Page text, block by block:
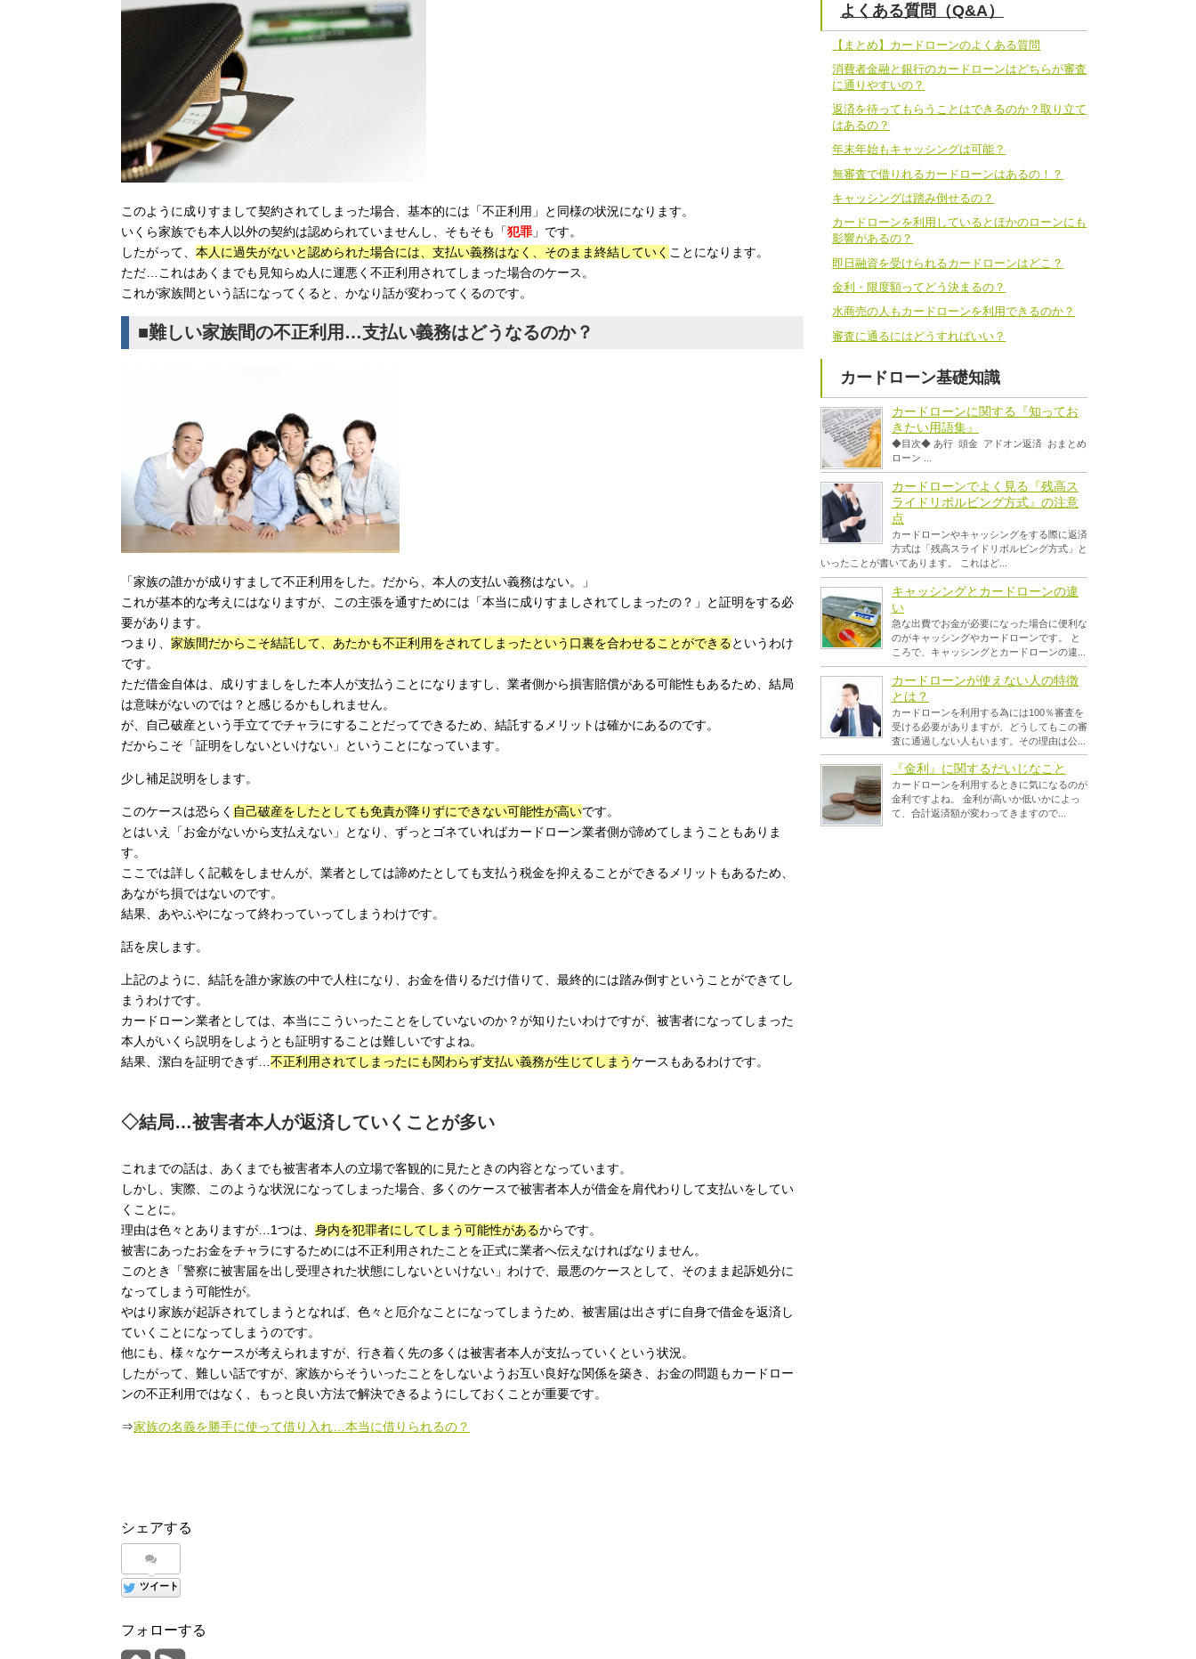
このように成りすまして契約されてしまった場合、基本的には「不正利用」と同様の状況になります。
いくら家族でも本人以外の契約は認められていませんし、そもそも「犯罪 」です。
したがって、 本人に過失がないと認められた場合には、支払い義務はなく、そのまま終結していく ことになります。
ただ…これはあくまでも見知らぬ人に運悪く不正利用されてしまった場合のケース。
これが家族間という話になってくると、かなり話が変わってくるのです。
■難しい家族間の不正利用…支払い義務はどうなるのか？
「家族の誰かが成りすまして不正利用をした。だから、本人の支払い義務はない。」
これが基本的な考えにはなりますが、この主張を通すためには「本当に成りすましされてしまったの？」と証明をする必
要があります。
つまり、 家族間だからこそ結託して、あたかも不正利用をされてしまったという口裏を合わせることができるというわけ
です。
ただ借金自体は、成りすましをした本人が支払うことになりますし、業者側から損害賠償がある可能性もあるため、結局
は意味がないのでは？と感じるかもしれません。
が、自己破産という手立てでチャラにすることだってできるため、結託するメリットは確かにあるのです。
だからこそ「証明をしないといけない」ということになっています。
少し補足説明をします。
このケースは恐らく 自己破産をしたとしても免責が降りずにできない可能性が高いです。
とはいえ「お金がないから支払えない」となり、ずっとゴネていればカードローン業者側が諦めてしまうこともありま
す。
ここでは詳しく記載をしませんが、業者としては諦めたとしても支払う税金を抑えることができるメリットもあるため、
あながち損ではないのです。
結果、あやふやになって終わっていってしまうわけです。
話を戻します。
上記のように、結託を誰か家族の中で人柱になり、お金を借りるだけ借りて、最終的には踏み倒すということができてし
まうわけです。
カードローン業者としては、本当にこういったことをしていないのか？が知りたいわけですが、被害者になってしまった
本人がいくら説明をしようとも証明することは難しいですよね。
結果、潔白を証明できず… 不正利用されてしまったにも関わらず支払い義務が生じてしまうケースもあるわけです。
◇結局…被害者本人が返済していくことが多い
これまでの話は、あくまでも被害者本人の立場で客観的に見たときの内容となっています。
しかし、実際、このような状況になってしまった場合、多くのケースで被害者本人が借金を肩代わりして支払いをしてい
くことに。
理由は色々とありますが…1つは、 身内を犯罪者にしてしまう可能性があるからです。
被害にあったお金をチャラにするためには不正利用されたことを正式に業者へ伝えなければなりません。
このとき「警察に被害届を出し受理された状態にしないといけない」わけで、最悪のケースとして、そのまま起訴処分に
なってしまう可能性が。
やはり家族が起訴されてしまうとなれば、色々と厄介なことになってしまうため、被害届は出さずに自身で借金を返済し
ていくことになってしまうのです。
他にも、様々なケースが考えられますが、行き着く先の多くは被害者本人が支払っていくという状況。
したがって、難しい話ですが、家族からそういったことをしないようお互い良好な関係を築き、お金の問題もカードロー
ンの不正利用ではなく、もっと良い方法で解決できるようにしておくことが重要です。
⇒家族の名義を勝手に使って借り入れ…本当に借りられるの？
シェアする
ツイート
フォローする
よくある質問（Q&A）
【まとめ】カードローンのよくある質問
消費者金融と銀行のカードローンはどちらが審査
に通りやすいの？
返済を待ってもらうことはできるのか？取り立て
はあるの？
年末年始もキャッシングは可能？
無審査で借りれるカードローンはあるの！？
キャッシングは踏み倒せるの？
カードローンを利用しているとほかのローンにも
影響があるの？
即日融資を受けられるカードローンはどこ？
金利・限度額ってどう決まるの？
水商売の人もカードローンを利用できるのか？
審査に通るにはどうすればいい？
カードローン基礎知識
カードローンに関する『知ってお
きたい用語集』
◆目次◆ あ行 頭金 アドオン返済 おまとめ
ローン ...
カードローンでよく見る『残高ス
ライドリボルビング方式』の注意
点
カードローンやキャッシングをする際に返済
方式は「残高スライドリボルビング方式」と
いったことが書いてあります。 これはど...
キャッシングとカードローンの違
い
急な出費でお金が必要になった場合に便利な
のがキャッシングやカードローンです。 と
ころで、キャッシングとカードローンの違...
カードローンが使えない人の特徴
とは？
カードローンを利用する為には100％審査を
受ける必要がありますが、どうしてもこの審
査に通過しない人もいます。その理由は公...
『金利』に関するだいじなこと
カードローンを利用するときに気になるのが
金利ですよね。 金利が高いか低いかによっ
て、合計返済額が変わってきますので...